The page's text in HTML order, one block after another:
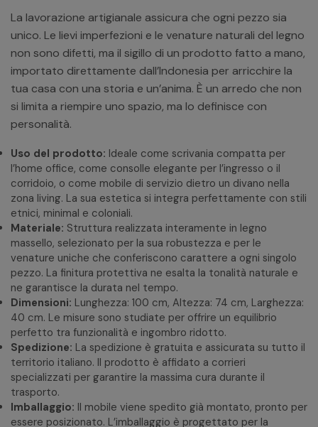
La lavorazione artigianale assicura che ogni pezzo sia
unico. Le lievi imperfezioni e le venature naturali del legno
non sono difetti, ma il sigillo di un prodotto fatto a mano,
importato direttamente dall’Indonesia per arricchire la
tua casa con una storia e un’anima. È un arredo che non
si limita a riempire uno spazio, ma lo definisce con
personalità.
Uso del prodotto: Ideale come scrivania compatta per
l’home office, come consolle elegante per l’ingresso o il
corridoio, o come mobile di servizio dietro un divano nella
zona living. La sua estetica si integra perfettamente con stili
etnici, minimal e coloniali.
Materiale: Struttura realizzata interamente in legno
massello, selezionato per la sua robustezza e per le
venature uniche che conferiscono carattere a ogni singolo
pezzo. La finitura protettiva ne esalta la tonalità naturale e
ne garantisce la durata nel tempo.
Dimensioni: Lunghezza: 100 cm, Altezza: 74 cm, Larghezza:
40 cm. Le misure sono studiate per offrire un equilibrio
perfetto tra funzionalità e ingombro ridotto.
Spedizione: La spedizione è gratuita e assicurata su tutto il
territorio italiano. Il prodotto è affidato a corrieri
specializzati per garantire la massima cura durante il
trasporto.
Imballaggio: Il mobile viene spedito già montato, pronto per
essere posizionato. L’imballaggio è progettato per la